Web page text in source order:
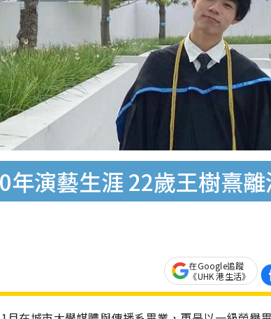
演藝生涯 22歲王樹熹
在Google追蹤
《UHK 港生活》